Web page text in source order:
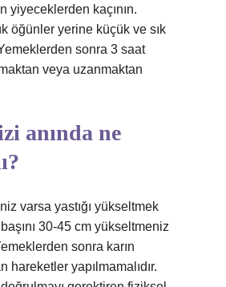
yiyeceklerden kaçının.
öğünler yerine küçük ve sık
sonra 3 saat
veya uzanmaktan
anında ne
varsa yastığı yükseltmek
30-45 cm yükseltmeniz
sonra karın
hareketler yapılmamalıdır.